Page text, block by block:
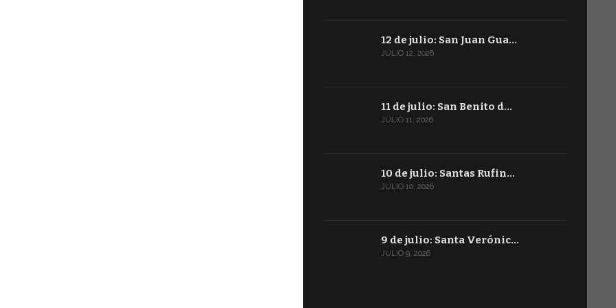
12 de julio: San Juan Gua…
JULIO 12, 2026
11 de julio: San Benito d…
JULIO 11, 2026
10 de julio: Santas Rufin…
JULIO 10, 2026
9 de julio: Santa Verónic…
JULIO 9, 2026